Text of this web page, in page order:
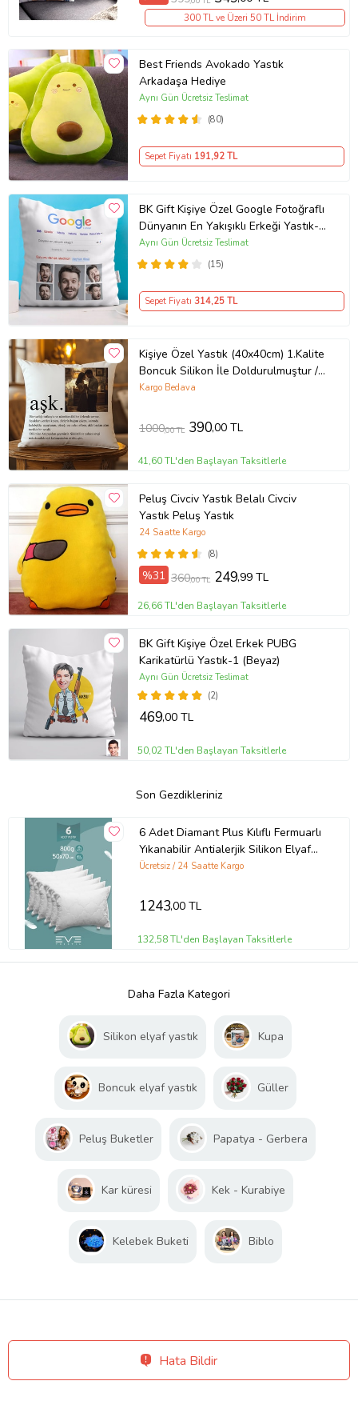
300 TL ve Üzeri 50 TL İndirim
Best Friends Avokado Yastık
Arkadaşa Hediye
(80)
Aynı Gün Ücretsiz Teslimat
Sepet Fiyatı 191,92 TL
BK Gift Kişiye Özel Google Fotoğraflı
Dünyanın En Yakışıklı Erkeği Yastık-1
(Beyaz)
(15)
Aynı Gün Ücretsiz Teslimat
Sepet Fiyatı 314,25 TL
Kişiye Özel Yastık (40x40cm) 1.Kalite
Boncuk Silikon İle Doldurulmuştur /
Doğum Günü / Yıl Dönümü / Sevgili -
Özel Gün Hediyesi (Beyaz)
Kargo Bedava
1000,00 TL 390,00 TL
41,60 TL'den Başlayan Taksitlerle
Peluş Civciv Yastık Belalı Civciv
Yastık Peluş Yastık
(8)
24 Saatte Kargo
%31 360,00 TL 249,99 TL
26,66 TL'den Başlayan Taksitlerle
BK Gift Kişiye Özel Erkek PUBG
Karikatürlü Yastık-1 (Beyaz)
(2)
Aynı Gün Ücretsiz Teslimat
469,00 TL
50,02 TL'den Başlayan Taksitlerle
Son Gezdikleriniz
6 Adet Diamant Plus Kılıflı Fermuarlı
Yıkanabilir Antialerjik Silikon Elyaf
Yastık 50x70cm 800 gr (Beyaz)
Ücretsiz / 24 Saatte Kargo
1243,00 TL
132,58 TL'den Başlayan Taksitlerle
Daha Fazla Kategori
Silikon elyaf yastık Kupa
Boncuk elyaf yastık Güller
Peluş Buketler Papatya - Gerbera
Kar küresi Kek - Kurabiye
Kelebek Buketi Biblo
Hata Bildir